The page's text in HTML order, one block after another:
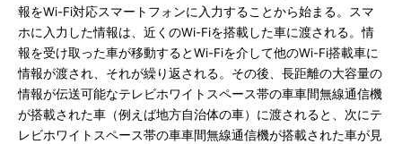
報をWi-Fi対応スマートフォンに入力することから始まる。スマ
ホに入力した情報は、近くのWi-Fiを搭載した車に渡される。情
報を受け取った車が移動するとWi-Fiを介して他のWi-Fi搭載車に
情報が渡され、それが繰り返される。その後、長距離の大容量の
情報が伝送可能なテレビホワイトスペース帯の車車間無線通信機
が搭載された車（例えば地方自治体の車）に渡されると、次にテ
レビホワイトスペース帯の車車間無線通信機が搭載された車が見